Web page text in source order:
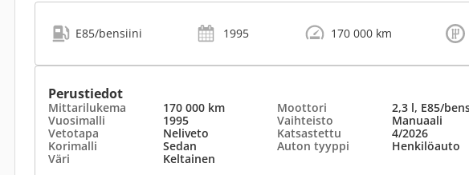
E85/bensiini 1995 170 000 km
Perustiedot
Mittarilukema 170 000 km Moottori
2,3 l, E85/
Vuosimalli
1995 Vaihteisto
Manuaali
Vetotapa
Neliveto Katsastettu
4/2026
Korimalli
Sedan Auton tyyppi
Henkilöauto
Väri
Keltainen